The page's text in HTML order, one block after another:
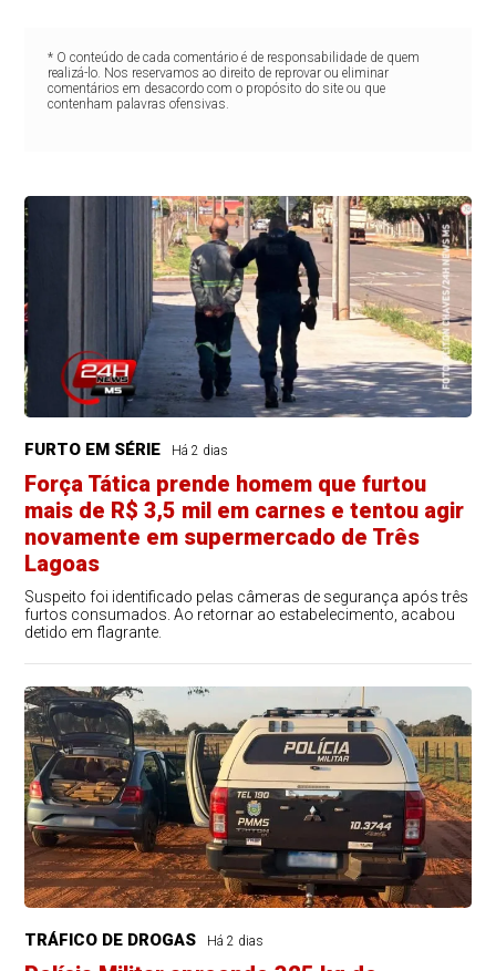
* O conteúdo de cada comentário é de responsabilidade de quem
realizá-lo. Nos reservamos ao direito de reprovar ou eliminar
comentários em desacordo com o propósito do site ou que
contenham palavras ofensivas.
FURTO EM SÉRIE Há 2 dias
Força Tática prende homem que furtou
mais de R$ 3,5 mil em carnes e tentou agir
novamente em supermercado de Três
Lagoas
Suspeito foi identificado pelas câmeras de segurança após três
furtos consumados. Ao retornar ao estabelecimento, acabou
detido em flagrante.
TRÁFICO DE DROGAS Há 2 dias